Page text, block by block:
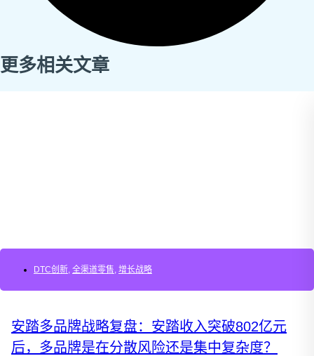
更多相关文章
DTC创新, 全渠道零售, 增长战略
安踏多品牌战略复盘：安踏收入突破802亿元
后，多品牌是在分散风险还是集中复杂度？